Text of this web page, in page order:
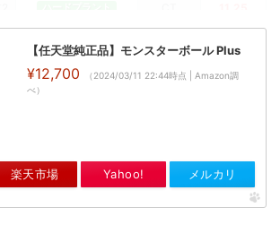
かみくだく
「
【任天堂純正品】モンスターボール Plus
¥12,700
（2024/03/11 22:44時点 | Amazon調
べ）
楽天市場 Yahoo! メルカリ